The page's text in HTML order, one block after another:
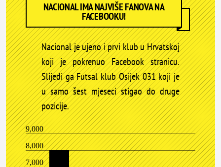
NACIONAL IMA NAJVIŠE FANOVA NA
FACEBOOKU!
Nacional je ujeno i prvi klub u Hrvatskoj
koji je pokrenuo Facebook stranicu.
Slijedi ga Futsal klub Osijek 031 koji je
u samo šest mjeseci stigao do druge
pozicije.
9,000
8,000
7,000